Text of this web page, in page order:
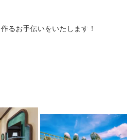
るお手伝いをいたします！